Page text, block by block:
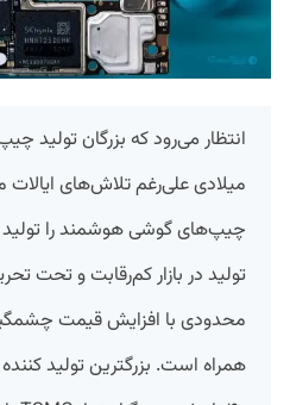
انتظار می‌رود که بزرگان تولید
میلادی علی‌رغم تلاش‌های
چیپ‌های گوشی هوشمند را تولید
تولید در بازار کم‌رقابت و تحت
محدودی با افزایش قیمت
همراه است. بزرگترین تولید